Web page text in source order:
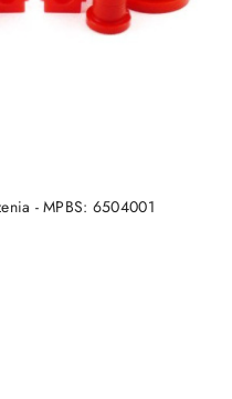
- MPBS: 6504001
DO KOSZYKA